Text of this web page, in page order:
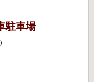
駐車場